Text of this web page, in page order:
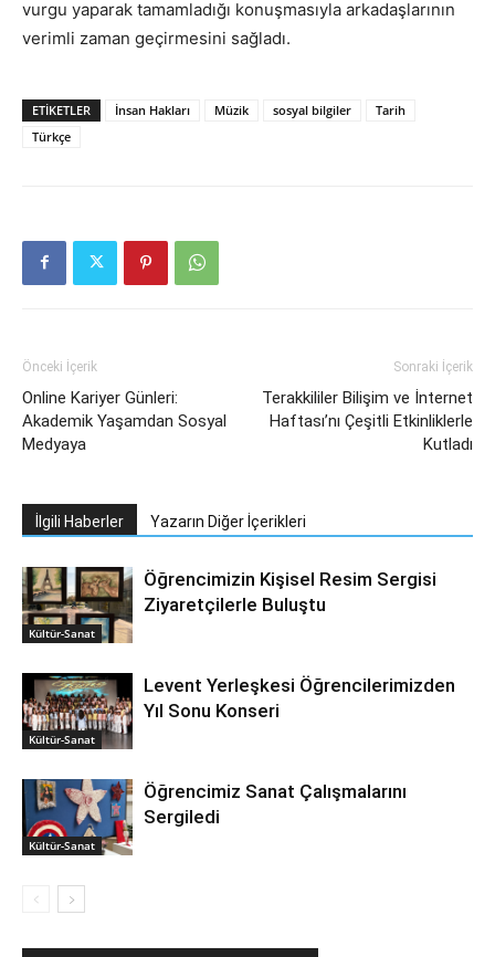
vurgu yaparak tamamladığı konuşmasıyla arkadaşlarının
verimli zaman geçirmesini sağladı.
ETIKETLER İnsan Hakları Müzik sosyal bilgiler
Tarih
Türkçe
Önceki İçerik
Online Kariyer Günleri:
Akademik Yaşamdan Sosyal
Medyaya
Sonraki İçerik
Terakkililer Bilişim ve İnternet
Haftası’nı Çeşitli Etkinliklerle
Kutladı
İlgili Haberler Yazarın Diğer İçerikleri
Kültür-Sanat
Öğrencimizin Kişisel Resim Sergisi
Ziyaretçilerle Buluştu
Kültür-Sanat
Levent Yerleşkesi Öğrencilerimizden
Yıl Sonu Konseri
Kültür-Sanat
Öğrencimiz Sanat Çalışmalarını
Sergiledi